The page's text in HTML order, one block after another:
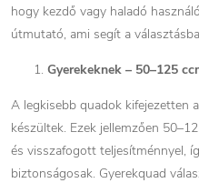
hogy kezdő vagy haladó
útmutató, ami segít a
Gyerekeknek – 50–125
A legkisebb quadok kifejezetten
készültek. Ezek jellemzően
és visszafogott teljesítménnyel,
biztonságosak. Gyerekquad